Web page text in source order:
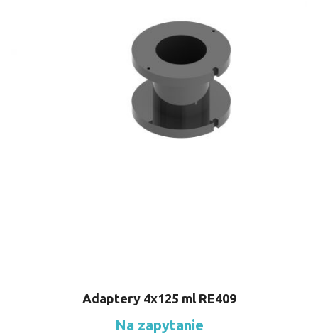
Adaptery 4x125 ml RE409
Na zapytanie